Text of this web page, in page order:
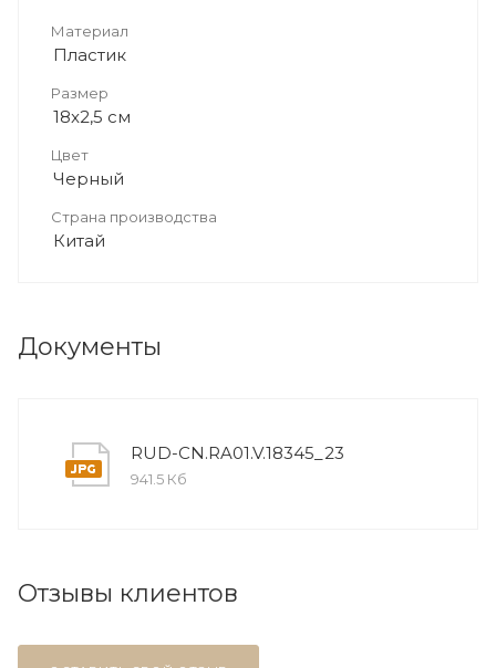
Материал
Пластик
Размер
18x2,5 см
Цвет
Черный
Страна производства
Китай
Документы
RUD-CN.RA01.V.18345_23
941.5 Кб
Отзывы клиентов